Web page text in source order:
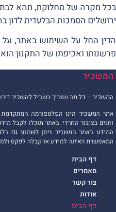
בכל מקרה של מחלוקת, תהא
ירושלים הסמכות הבלעדית לדון
הדין החל על השימוש באתר, על
פרשנותו ואכיפתו של התקנון
המשכיר
המשכיר – כל מה שצריך בשביל להשכיר
אתר המשכיר הינו הפלטפורמה
וחגים בציבור החרדי. באתר תוכלו לקבל
המידע באתר המשכיר ניתן לשמוע גם
המאפשרת האזנה למידע או קבלה לפקס
דף הבית
מאמרים
צור קשר
אודות
דף הבית